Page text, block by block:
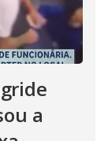
a